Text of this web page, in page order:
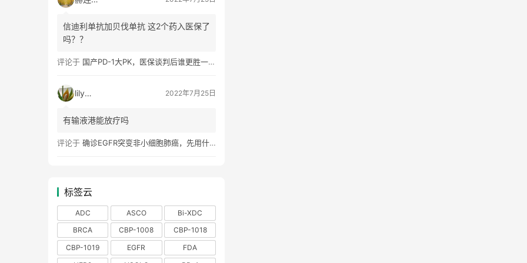
信迪利单抗加贝伐单抗 这2个药入医保了
吗？？
评论于 国产PD-1大PK，医保谈判后谁更胜一筹？海外争夺赛闷声打响
lily75 2022年7月25日
有输液港能放疗吗
评论于 确诊EGFR突变非小细胞肺癌，先用什么药？耐药后用什么药？
标签云
ADC ASCO
Bi-XDC
BRCA
CBP-1008
CBP-1018
CBP-1019
EGFR
FDA